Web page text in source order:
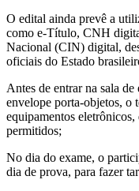
O edital ainda prevê a
como e-Título, CNH
Nacional (CIN) digital,
oficiais do Estado
Antes de entrar na sala
envelope porta-objetos, o
equipamentos
permitidos;
No dia do exame, o
dia de prova, para fazer